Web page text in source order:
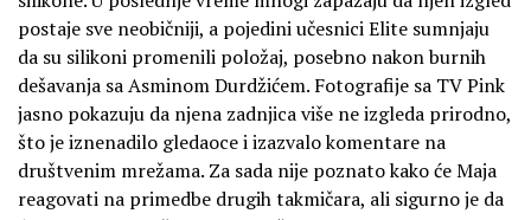
postaje sve neobičniji, a pojedini učesnici Elite sumnjaju
da su silikoni promenili položaj, posebno nakon burnih
dešavanja sa Asminom Durdžićem. Fotografije sa TV Pink
jasno pokazuju da njena zadnjica više ne izgleda prirodno,
što je iznenadilo gledaoce i izazvalo komentare na
društvenim mrežama. Za sada nije poznato kako će Maja
reagovati na primedbe drugih takmičara, ali sigurno je da